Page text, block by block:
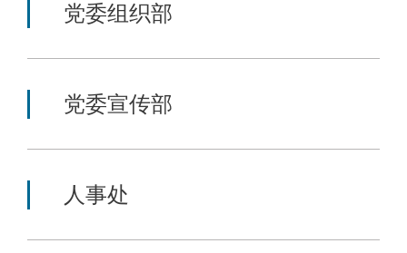
党委组织部
党委宣传部
人事处